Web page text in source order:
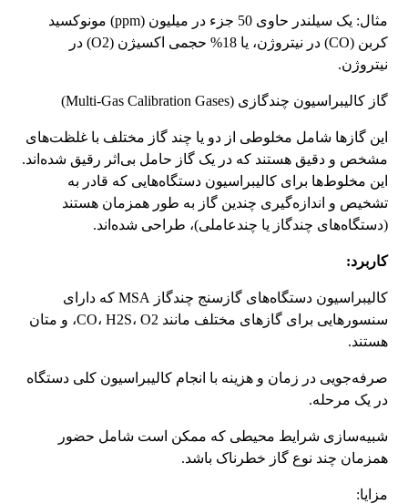
مثال: یک سیلندر حاوی 50 جزء در میلیون (ppm) مونوکسید
کربن (CO) در نیتروژن، یا 18% حجمی اکسیژن (O2) در
نیتروژن.
گاز کالیبراسیون چندگازی (Multi-Gas Calibration Gases)
این گازها شامل مخلوطی از دو یا چند گاز مختلف با غلظت‌های
مشخص و دقیق هستند که در یک گاز حامل بی‌اثر رقیق شده‌اند.
این مخلوط‌ها برای کالیبراسیون دستگاه‌هایی که قادر به
تشخیص و اندازه‌گیری چندین گاز به طور همزمان هستند
(دستگاه‌های چندگاز یا چندعاملی)، طراحی شده‌اند.
کاربرد:
کالیبراسیون دستگاه‌های گازسنج چندگاز MSA که دارای
سنسورهایی برای گازهای مختلف مانند CO، H2S، O2، و متان
هستند.
صرفه‌جویی در زمان و هزینه با انجام کالیبراسیون کلی دستگاه
در یک مرحله.
شبیه‌سازی شرایط محیطی که ممکن است شامل حضور
همزمان چند نوع گاز خطرناک باشد.
مزایا: